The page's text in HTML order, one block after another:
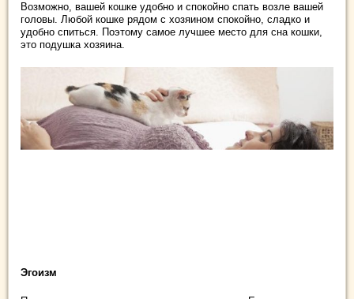
Возможно, вашей кошке удобно и спокойно спать возле вашей
головы. Любой кошке рядом с хозяином спокойно, сладко и
удобно спиться. Поэтому самое лучшее место для сна кошки,
это подушка хозяина.
Эгоизм